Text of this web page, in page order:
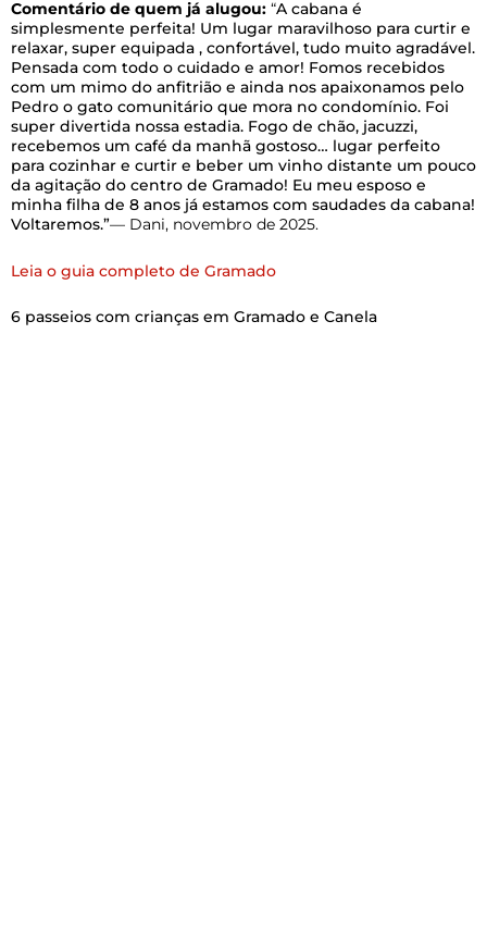
Comentário de quem já alugou: “A cabana é
simplesmente perfeita! Um lugar maravilhoso para curtir e
relaxar, super equipada , confortável, tudo muito agradável.
Pensada com todo o cuidado e amor! Fomos recebidos
com um mimo do anfitrião e ainda nos apaixonamos pelo
Pedro o gato comunitário que mora no condomínio. Foi
super divertida nossa estadia. Fogo de chão, jacuzzi,
recebemos um café da manhã gostoso… lugar perfeito
para cozinhar e curtir e beber um vinho distante um pouco
da agitação do centro de Gramado! Eu meu esposo e
minha filha de 8 anos já estamos com saudades da cabana!
Voltaremos.”— Dani, novembro de 2025.
Leia o guia completo de Gramado
6 passeios com crianças em Gramado e Canela